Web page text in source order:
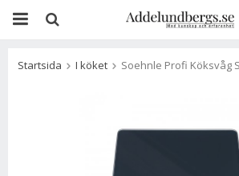
Startsida I köket Soehnle Profi Köksvåg